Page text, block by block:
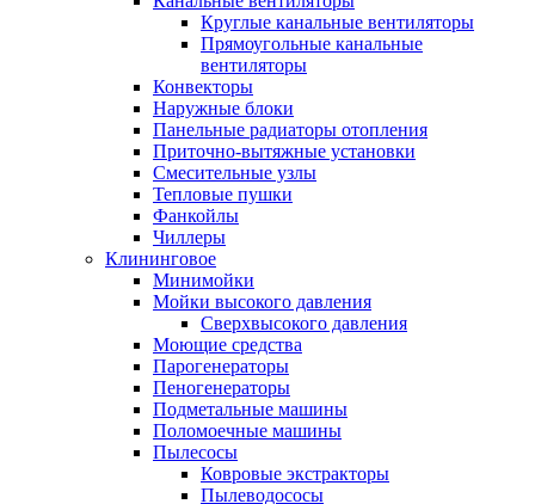
Круглые канальные вентиляторы
Прямоугольные канальные
вентиляторы
Конвекторы
Наружные блоки
Панельные радиаторы отопления
Приточно-вытяжные установки
Смесительные узлы
Тепловые пушки
Фанкойлы
Чиллеры
Клининговое
Минимойки
Мойки высокого давления
Сверхвысокого давления
Моющие средства
Парогенераторы
Пеногенераторы
Подметальные машины
Поломоечные машины
Пылесосы
Ковровые экстракторы
Пылеводососы